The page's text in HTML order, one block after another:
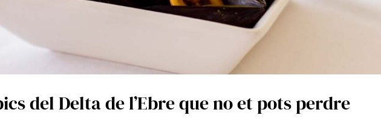
del Delta de l’Ebre que no et pots perdre